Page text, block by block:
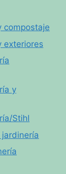
compostaje
exteriores
y
Stihl